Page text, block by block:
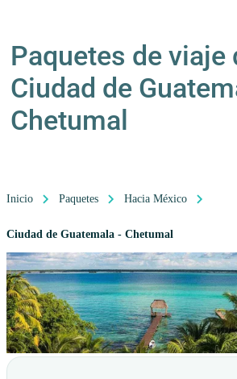
Paquetes de viaje
Ciudad de
Chetumal
Inicio Paquetes Hacia México
Ciudad de Guatemala - Chetumal